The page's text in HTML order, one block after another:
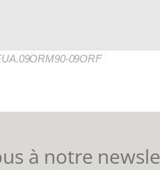
09ORF
à notre